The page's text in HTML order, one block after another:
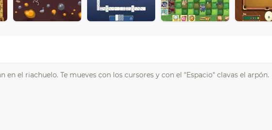
en el riachuelo. Te mueves con los cursores y con el "Espacio" clavas el arpón.